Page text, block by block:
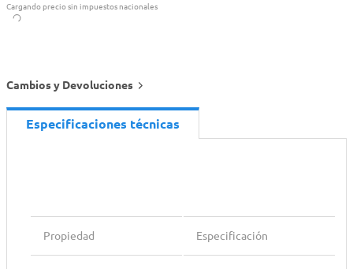
Cargando precio sin impuestos nacionales
Cambios y Devoluciones
Especificaciones técnicas
Propiedad Especificación